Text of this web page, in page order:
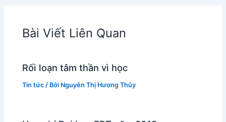
Bài Viết Liên Quan
Rối loạn tâm thần vì học
Tin tức / Bởi Nguyễn Thị Hương Thủy